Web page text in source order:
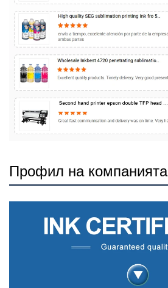
Профил на компанията